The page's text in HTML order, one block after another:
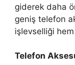
giderek daha
geniş telefon
işlevselliği hem
Telefon